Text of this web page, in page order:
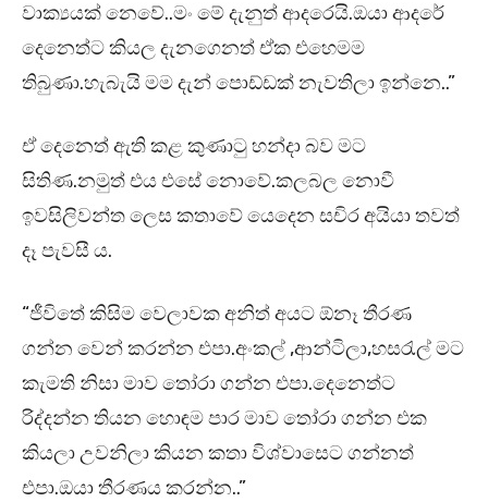
වාක්‍යයක් නෙවේ..මං මේ දැනුත් ආදරෙයි.ඔයා ආදරේ
දෙනෙත්ට කියල දැනගෙනත් ඒක එහෙමම
තිබුණා.හැබැයි මම දැන් පොඩ්ඩක් නැවතිලා ඉන්නෙ..”
ඒ දෙනෙත් ඇති කළ කුණාටු හන්දා බව මට
සිතිණ.නමුත් එය එසේ නොවේ.කලබල නොවී
ඉවසිලිවන්ත ලෙස කතාවේ යෙදෙන සචිර අයියා තවත්
දෑ පැවසී ය.
“ජීවිතේ කිසිම වෙලාවක අනිත් අයට ඕනෑ තීරණ
ගන්න වෙන් කරන්න එපා.අංකල් ,ආන්ටිලා,හසරැල් මට
කැමති නිසා මාව තෝරා ගන්න එපා.දෙනෙත්ට
රිද්දන්න තියන හොඳම පාර මාව තෝරා ගන්න එක
කියලා උවනිලා කියන කතා විශ්වාසෙට ගන්නත්
එපා.ඔයා තීරණය කරන්න..”